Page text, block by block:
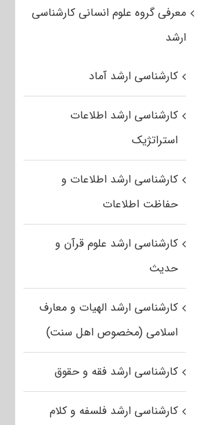
معرفی گروه علوم انسانی کارشناسی
ارشد
کارشناسی ارشد آماد
کارشناسی ارشد اطلاعات
استراتژیک
کارشناسی ارشد اطلاعات و
حفاظت اطلاعات
کارشناسی ارشد علوم قرآن و
حدیث
کارشناسی ارشد الهیات و معارف
اسلامی (مخصوص اهل سنت)
کارشناسی ارشد فقه و حقوق
کارشناسی ارشد فلسفه و کلام